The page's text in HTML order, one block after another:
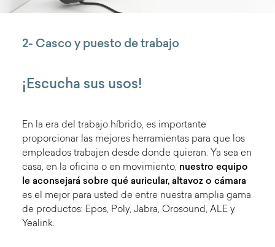
2- Casco y puesto de trabajo
¡Escucha sus usos!
En la era del trabajo híbrido, es importante
proporcionar las mejores herramientas para que los
empleados trabajen desde donde quieran. Ya sea en
casa, en la oficina o en movimiento, nuestro equipo
le aconsejará sobre qué auricular, altavoz o cámara
es el mejor para usted de entre nuestra amplia gama
de productos: Epos, Poly, Jabra, Orosound, ALE y
Yealink.